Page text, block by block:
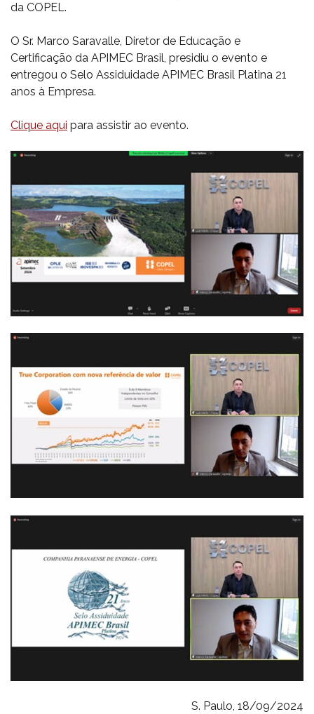
da COPEL.
O Sr. Marco Saravalle, Diretor de Educação e
Certificação da APIMEC Brasil, presidiu o evento e
entregou o Selo Assiduidade APIMEC Brasil Platina 21
anos à Empresa.
Clique aqui para assistir ao evento.
S. Paulo, 18/09/2024